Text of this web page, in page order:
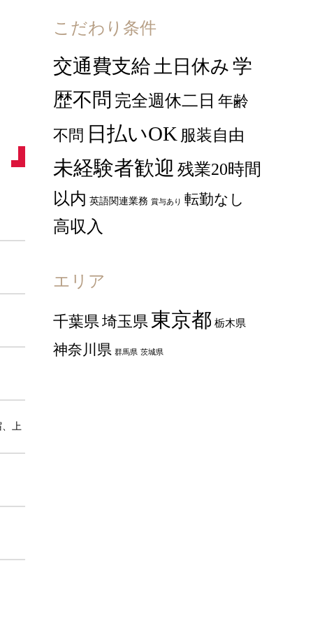
上
こだわり条件
交通費支給土日休み 学
歴不問 完全週休二日 年齢
不問 日払いOK 服装自由
未経験者歓迎 残業20時間
以内 英語関連業務 賞与あり 転勤なし
高収入
エリア
千葉県埼玉県 東京都 栃木県
神奈川県 群馬県 茨城県